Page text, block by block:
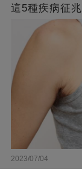
這5種疾病征兆
2023/07/04